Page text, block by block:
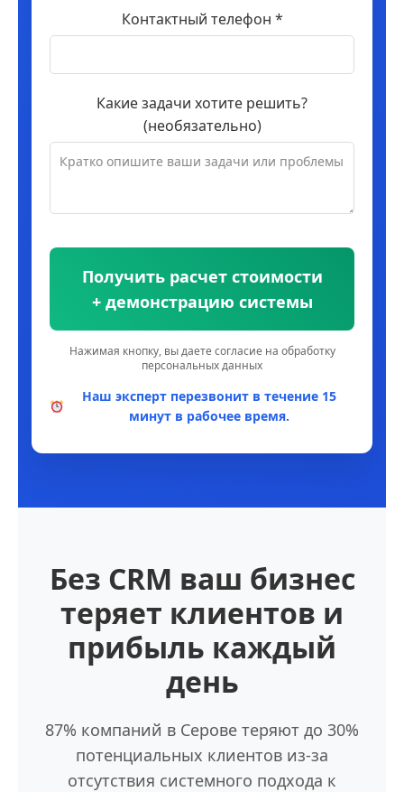
Контактный телефон *
Какие задачи хотите решить?
(необязательно)
Получить расчет стоимости
+ демонстрацию системы
Нажимая кнопку, вы даете согласие на обработку
персональных данных
Наш эксперт перезвонит в течение 15
минут в рабочее время.
Без CRM ваш бизнес
теряет клиентов и
прибыль каждый
день
87% компаний в Серове теряют до 30%
потенциальных клиентов из-за
отсутствия системного подхода к